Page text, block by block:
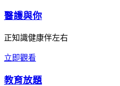
醫護與你
正知識健康伴左右
立即觀看
教育放題